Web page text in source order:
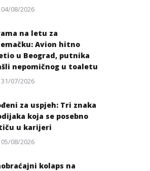
Posted
04/08/2026
na letu za
Avion hitno
u Beograd, putnika
nepomičnog u toaletu
Posted
31/07/2026
za uspjeh: Tri znaka
koja se posebno
u karijeri
Posted
05/08/2026
kolaps na